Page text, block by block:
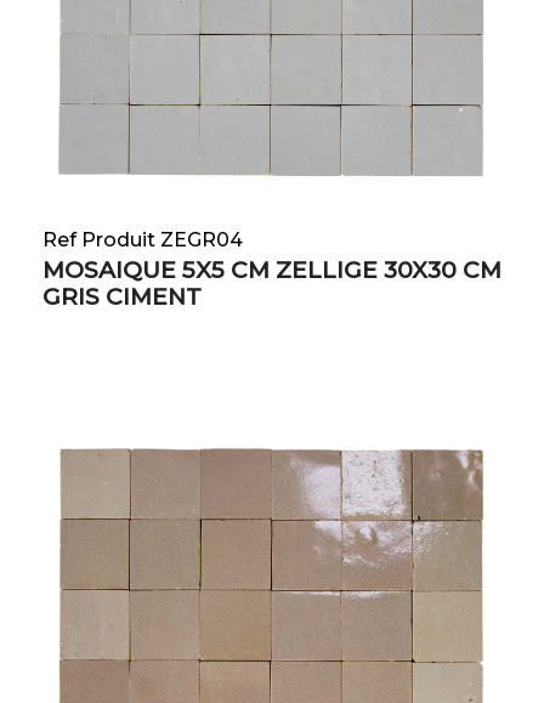
Ref Produit ZEGR04
MOSAIQUE 5X5 CM ZELLIGE 30X30 CM
GRIS CIMENT